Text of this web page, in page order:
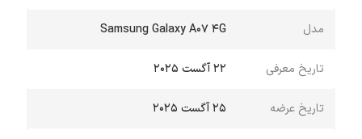
مدل Samsung Galaxy A07 4G
تاریخ معرفی 22 آگست 2025
تاریخ عرضه 25 آگست 2025